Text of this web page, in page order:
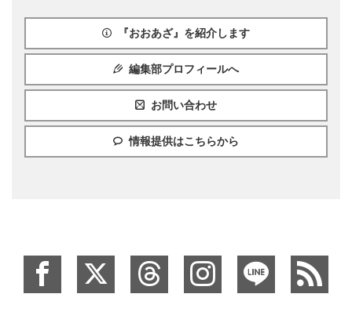
『おおあざ』を紹介します
編集部プロフィールへ
お問い合わせ
情報提供はこちらから